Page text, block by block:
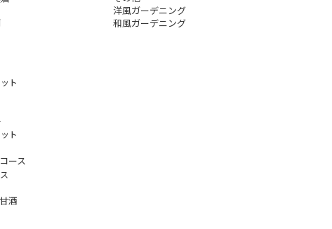
ト
ト
ース
酒
洋風ガーデニング
和風ガーデニング